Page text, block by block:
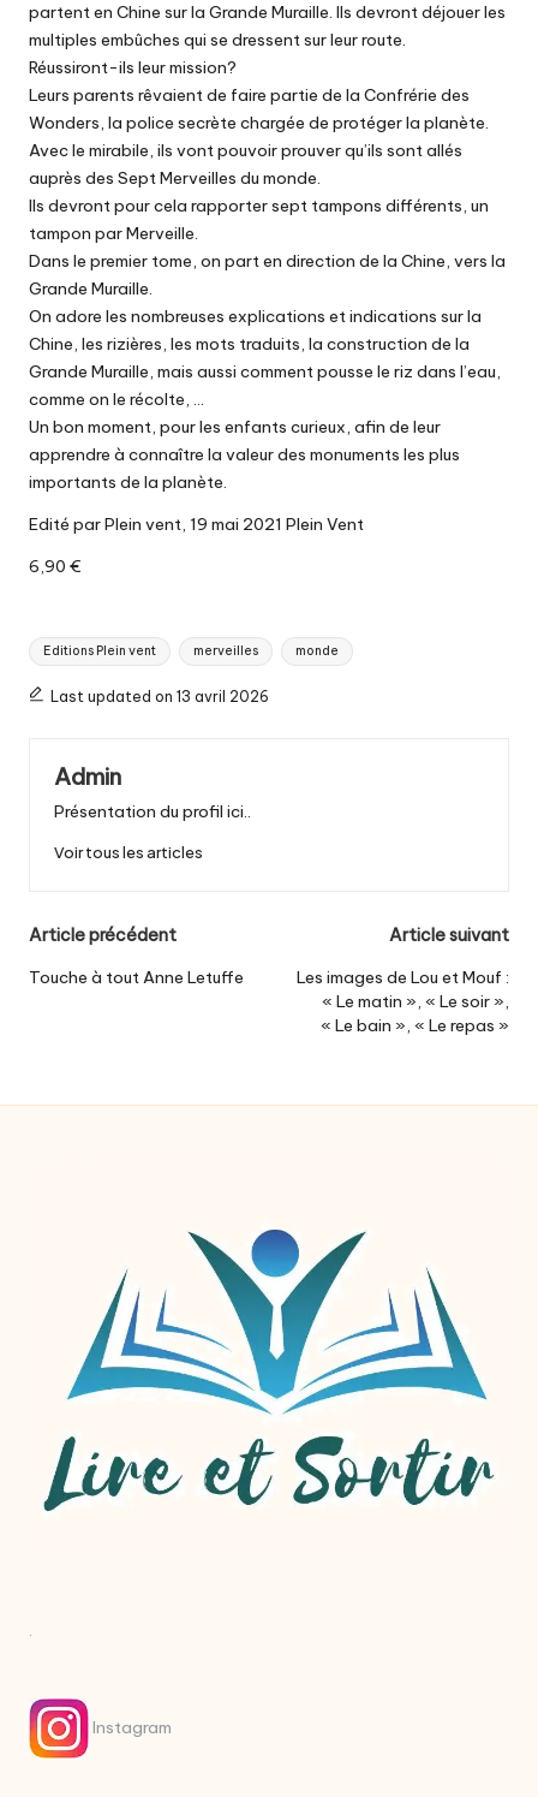
partent en Chine sur la Grande Muraille. Ils devront déjouer les
multiples embûches qui se dressent sur leur route.
Réussiront-ils leur mission?
Leurs parents rêvaient de faire partie de la Confrérie des
Wonders, la police secrète chargée de protéger la planète.
Avec le mirabile, ils vont pouvoir prouver qu’ils sont allés
auprès des Sept Merveilles du monde.
Ils devront pour cela rapporter sept tampons différents, un
tampon par Merveille.
Dans le premier tome, on part en direction de la Chine, vers la
Grande Muraille.
On adore les nombreuses explications et indications sur la
Chine, les rizières, les mots traduits, la construction de la
Grande Muraille, mais aussi comment pousse le riz dans l’eau,
comme on le récolte, …
Un bon moment, pour les enfants curieux, afin de leur
apprendre à connaître la valeur des monuments les plus
importants de la planète.
Edité par Plein vent, 19 mai 2021 Plein Vent
6,90 €
Tags:
Editions Plein vent merveilles monde
Last updated on 13 avril 2026
Admin
Présentation du profil ici..
Voir tous les articles
Post
navigation
Article précédent
Touche à tout Anne Letuffe
Article suivant
Les images de Lou et Mouf :
« Le matin », « Le soir »,
« Le bain », « Le repas »
.
Instagram